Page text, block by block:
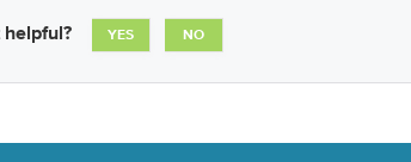
helpful? YES NO